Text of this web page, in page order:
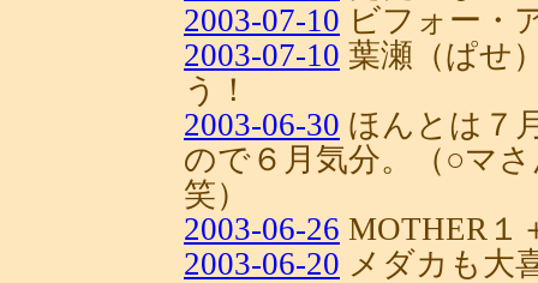
2003-07-10 ビフォー・
2003-07-10 葉瀬（ぱせ
う！
2003-06-30 ほんとは７
ので６月気分。（○マ
笑）
2003-06-26 MOTHER１
2003-06-20 メダカも大